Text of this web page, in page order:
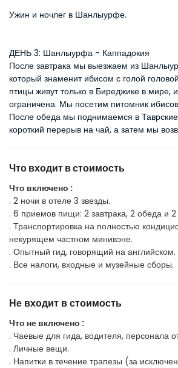
Ужин и ночлег в Шанлыурфе.
ДЕНЬ 3: Шанлыурфа - Каппадокия
После завтрака мы выезжаем из
который знаменит ибисом с голой
птицы живут только в Биреджике в мире,
ограничена. Мы посетим питомник
После обеда мы поднимаемся в
короткий перерыв на чай, а затем мы
Что входит в стоимость
Что включено :
. 2 ночи в отеле 3 звезды.
. 6 приемов пищи: 2 завтрака, 2 обеда и
. Транспортировка на полностью
некурящем частном минивэне.
. Опытный гид, говорящий на английском.
. Все налоги, входные и музейные сборы.
Не входит в стоимость
Что не включено :
. Чаевые для гида, водителя, персонала
. Личные вещи.
. Напитки в течение трапезы (за